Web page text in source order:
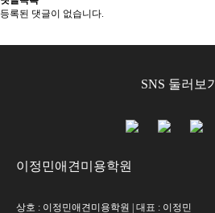
등록된 댓글이 없습니다.
SNS 둘러보기
이정민애견미용학원
상호 : 이정민애견미용학원 | 대표 : 이정민